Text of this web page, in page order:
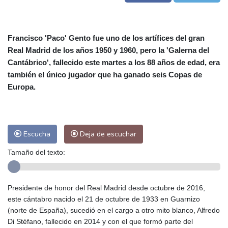
Francisco 'Paco' Gento fue uno de los artífices del gran
Real Madrid de los años 1950 y 1960, pero la 'Galerna del
Cantábrico', fallecido este martes a los 88 años de edad, era
también el único jugador que ha ganado seis Copas de
Europa.
Escucha Deja de escuchar
Tamaño del texto:
Presidente de honor del Real Madrid desde octubre de 2016,
este cántabro nacido el 21 de octubre de 1933 en Guarnizo
(norte de España), sucedió en el cargo a otro mito blanco, Alfredo
Di Stéfano, fallecido en 2014 y con el que formó parte del